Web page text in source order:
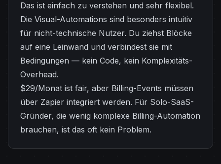
Das ist einfach zu verstehen und sehr flexibel.
Die Visual-Automations sind besonders intuitiv
für nicht-technische Nutzer. Du ziehst Blöcke
auf eine Leinwand und verbindest sie mit
Bedingungen — kein Code, kein Komplexitäts-
Overhead.
$29/Monat ist fair, aber Billing-Events müssen
über Zapier integriert werden. Für Solo-SaaS-
Gründer, die wenig komplexe Billing-Automation
brauchen, ist das oft kein Problem.